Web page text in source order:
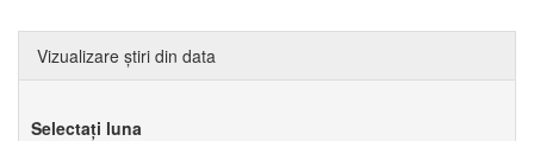
Vizualizare știri din data
Selectați luna